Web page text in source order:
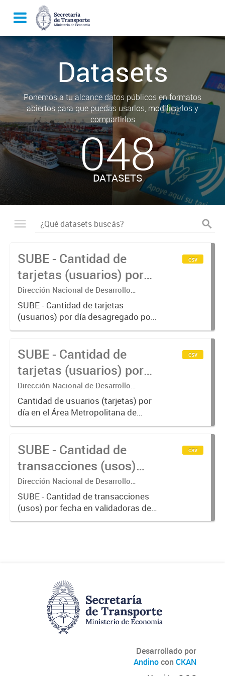
Datasets
Ponemos a tu alcance datos públicos en formatos
abiertos para que puedas usarlos, modificarlos y
compartirlos
048
DATASETS
SUBE - Cantidad de
tarjetas (usuarios) por
día.
Dirección Nacional de Desarrollo
Tecnológico - Ministerio de Transporte.
SUBE - Cantidad de tarjetas
(usuarios) por día desagregado por
modo de transporte.
csv
SUBE - Cantidad de
tarjetas (usuarios) por
día en AMBA.
Dirección Nacional de Desarrollo
Tecnológico - Ministerio de Transporte.
Cantidad de usuarios (tarjetas) por
día en el Área Metropolitana de
Buenos Aires desagregado por
csv
SUBE - Cantidad de
transacciones (usos)
por fecha
Dirección Nacional de Desarrollo
Tecnológico - Ministerio de Transporte.
SUBE - Cantidad de transacciones
(usos) por fecha en validadoras de
la red SUBE.
csv
Desarrollado por
Andinocon CKAN